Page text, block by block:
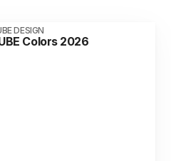
DESIGN
Colors 2026